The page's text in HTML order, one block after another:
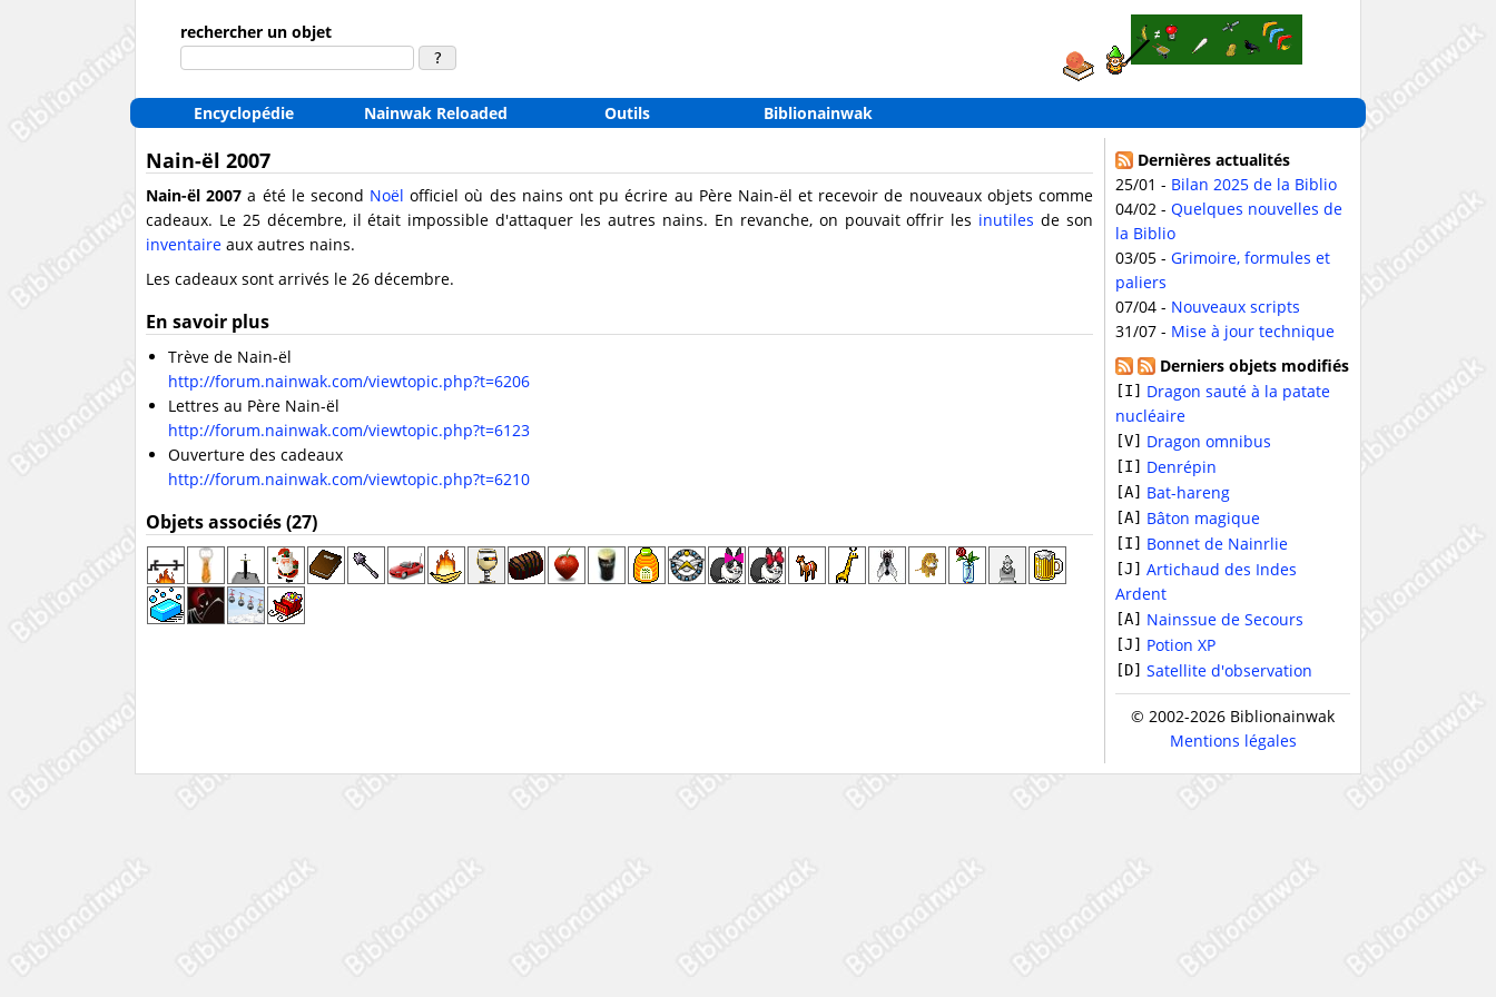
rechercher un objet
Encyclopédie Nainwak Reloaded Outils Biblionainwak
Dernières actualités
25/01 - Bilan 2025 de la Biblio
04/02 - Quelques nouvelles de
la Biblio
03/05 - Grimoire, formules et
paliers
07/04 - Nouveaux scripts
31/07 - Mise à jour technique
Derniers objets modifiés
[I] Dragon sauté à la patate
nucléaire
[V] Dragon omnibus
[I] Denrépin
[A] Bat-hareng
[A] Bâton magique
[I] Bonnet de Nainrlie
[J] Artichaud des Indes
Ardent
[A] Nainssue de Secours
[J] Potion XP
[D] Satellite d'observation
© 2002-2026 Biblionainwak
Mentions légales
Nain-ël 2007
Nain-ël 2007 a été le second Noël officiel où des nains ont pu écrire au Père Nain-ël et recevoir de nouveaux objets comme
cadeaux. Le 25 décembre, il était impossible d'attaquer les autres nains. En revanche, on pouvait offrir les inutiles de son
inventaire aux autres nains.
Les cadeaux sont arrivés le 26 décembre.
En savoir plus
Trève de Nain-ël
http://forum.nainwak.com/viewtopic.php?t=6206
Lettres au Père Nain-ël
http://forum.nainwak.com/viewtopic.php?t=6123
Ouverture des cadeaux
http://forum.nainwak.com/viewtopic.php?t=6210
Objets associés (27)